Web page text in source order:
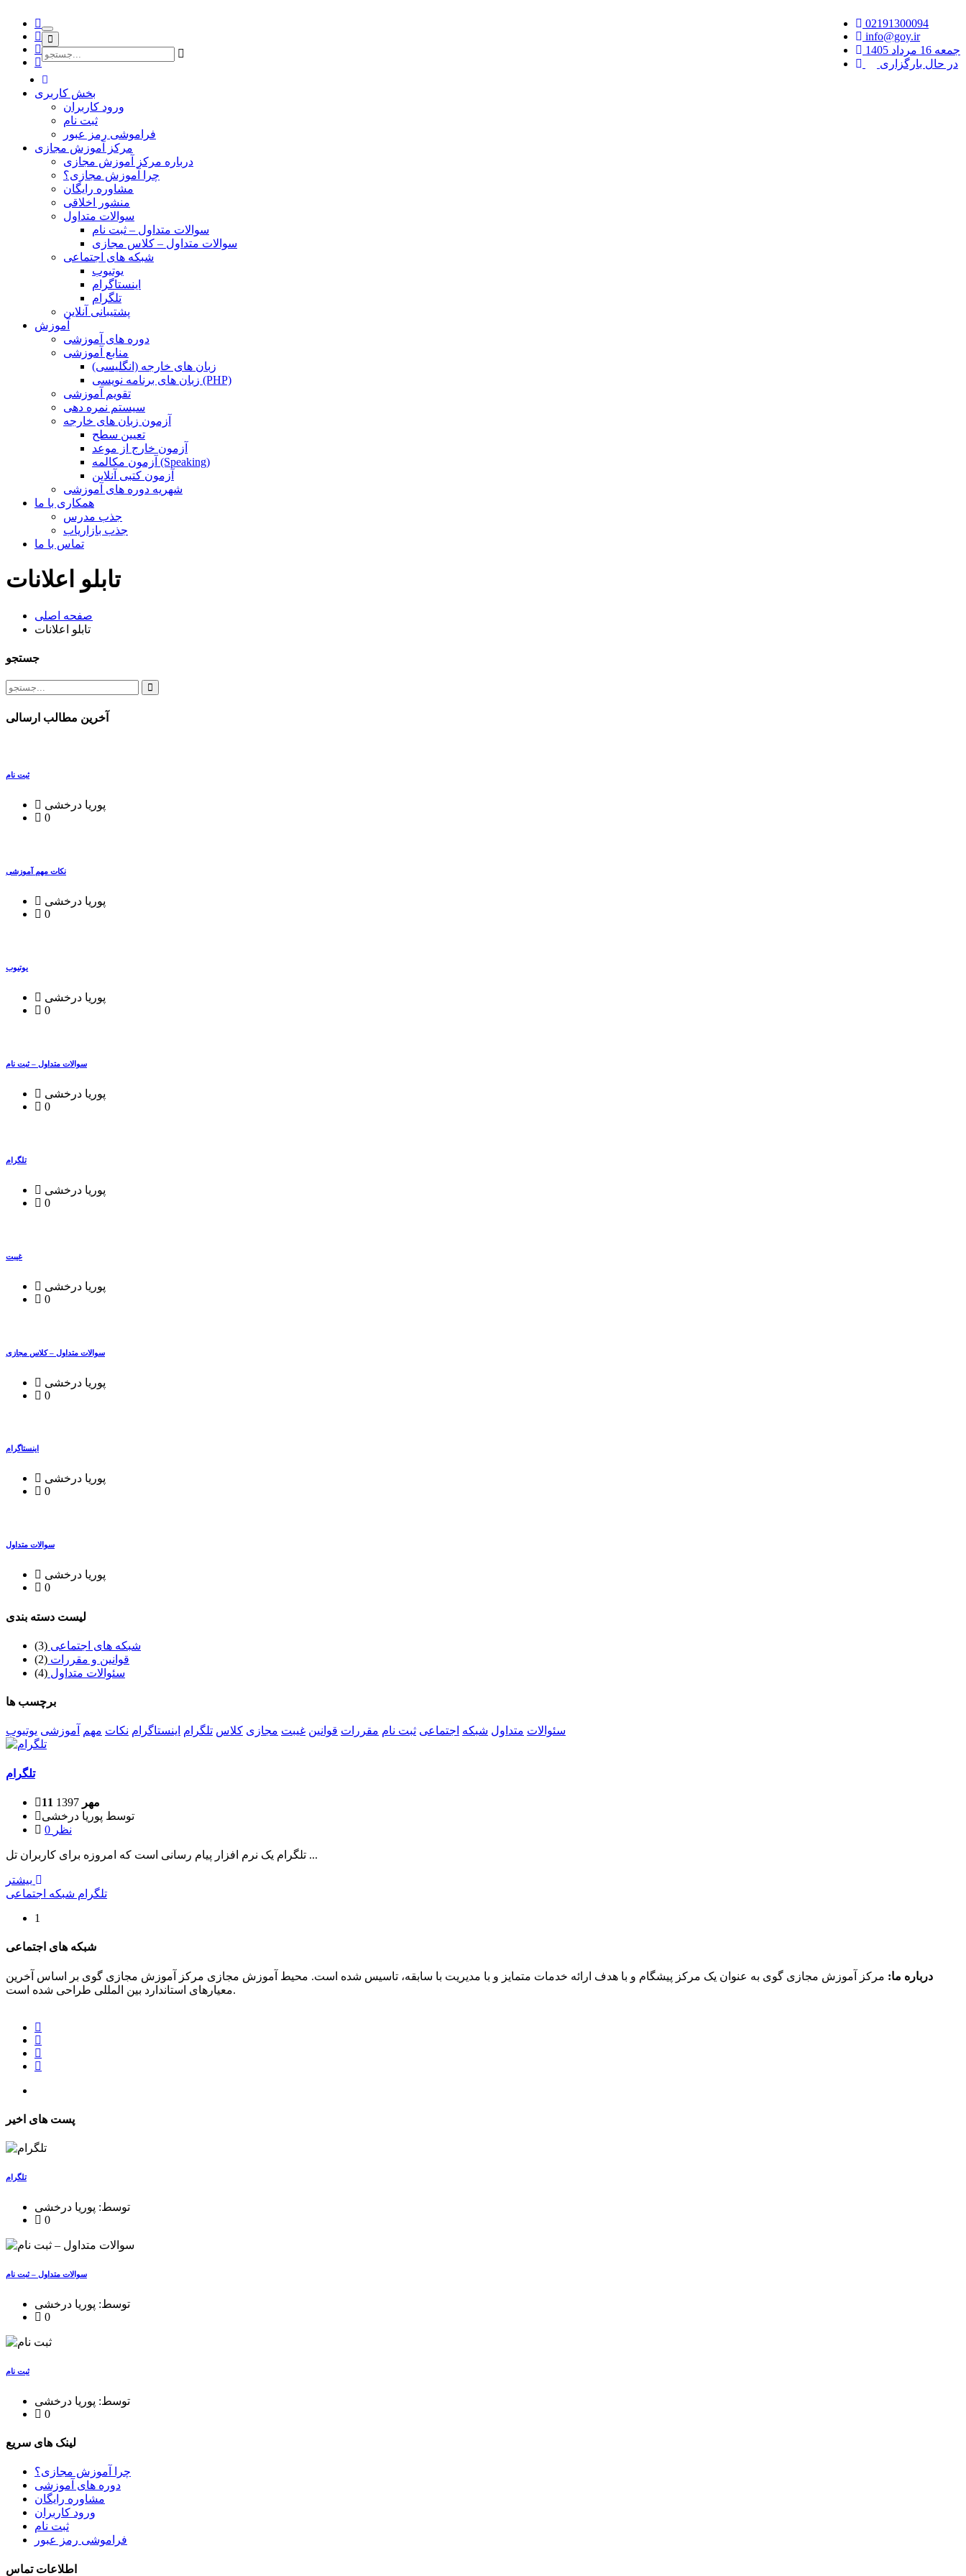
02191300094
info@goy.ir
جمعه 16 مرداد 1405
در حال بارگزاری
تغییر
ناوبری
بخش کاربری
ورود کاربران
ثبت نام
فراموشی رمز عبور
مرکز آموزش مجازی
درباره مرکز آموزش مجازی
چرا آموزش مجازی؟
مشاوره رایگان
منشور اخلاقی
سوالات متداول
سوالات متداول – ثبت نام
سوالات متداول – کلاس مجازی
شبکه های اجتماعی
یوتیوب
اینستاگرام
تلگرام
پشتیبانی آنلاین
آموزش
دوره های آموزشی
منابع آموزشی
زبان های خارجه (انگلیسی)
زبان های برنامه نویسی (PHP)
تقویم آموزشی
سیستم نمره دهی
آزمون زبان های خارجه
تعیین سطح
آزمون خارج از موعد
آزمون مکالمه (Speaking)
آزمون کتبی آنلاین
شهریه دوره های آموزشی
همکاری با ما
جذب مدرس
جذب بازاریاب
تماس با ما
تابلو اعلانات
صفحه اصلی
تابلو اعلانات
جستجو
آخرین مطالب ارسالی
ثبت نام
پوریا درخشی
0
نکات مهم آموزشی
پوریا درخشی
0
یوتیوب
پوریا درخشی
0
سوالات متداول – ثبت نام
پوریا درخشی
0
تلگرام
پوریا درخشی
0
غیبت
پوریا درخشی
0
سوالات متداول – کلاس مجازی
پوریا درخشی
0
اینستاگرام
پوریا درخشی
0
سوالات متداول
پوریا درخشی
0
لیست دسته بندی
شبکه های اجتماعی (3)
قوانین و مقررات (2)
سئوالات متداول (4)
برچسب ها
سئوالات متداول شبکه اجتماعی ثبت نام مقررات قوانین غیبت مجازی کلاس تلگرام اینستاگرام نکات مهم آموزشی یوتیوب
تلگرام
11 مهر 1397
توسط پوریا درخشی
0 نظر
تلگرام یک نرم افزار پیام رسانی است که امروزه برای کاربران تل ...
تلگرام شبکه اجتماعی
1
شبکه های اجتماعی
درباره ما: مرکز آموزش مجازی گوی به عنوان یک مرکز پیشگام و با هدف ارائه خدمات متمایز و با مدیریت با سابقه، تاسیس شده است. محیط آموزش مجازی مرکز آموزش مجازی گوی بر اساس آخرین
معیارهای استاندارد بین المللی طراحی شده است.
پست های اخیر
تلگرام
توسط: پوریا درخشی
0
سوالات متداول – ثبت نام
توسط: پوریا درخشی
0
ثبت نام
توسط: پوریا درخشی
0
لینک های سریع
چرا آموزش مجازی؟
دوره های آموزشی
مشاوره رایگان
ورود کاربران
ثبت نام
فراموشی رمز عبور
اطلاعات تماس